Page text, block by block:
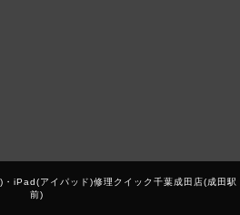
アイパッド)修理クイック千葉成田店(成田駅
前)